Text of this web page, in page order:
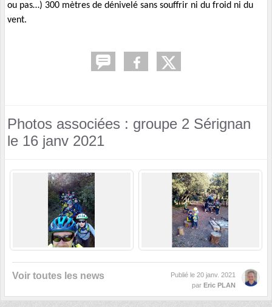
ou pas…) 300 mètres de dénivelé sans souffrir ni du froid ni du
vent.
Photos associées : groupe 2 Sérignan
le 16 janv 2021
Voir toutes les news Publié le 20 janv. 2021
par Eric PLAN